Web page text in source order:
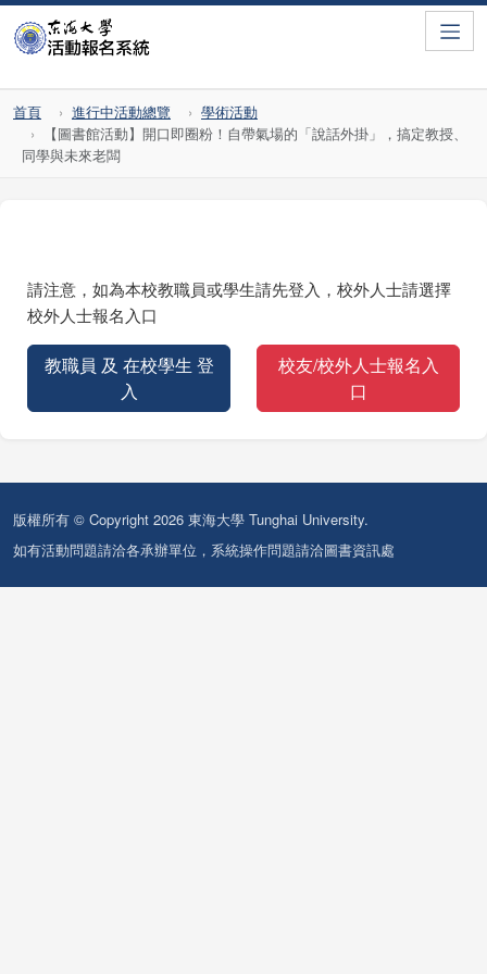
首頁 進行中活動總覽
學術活動
【圖書館活動】開口即圈粉！自帶氣場的「說話外掛」，搞定教授、
同學與未來老闆
請注意，如為本校教職員或學生請先登入，校外人士請選擇
校外人士報名入口
教職員 及 在校學生 登
入
校友/校外人士報名入
口
版權所有 © Copyright 2026 東海大學 Tunghai University.
如有活動問題請洽各承辦單位，系統操作問題請洽圖書資訊處